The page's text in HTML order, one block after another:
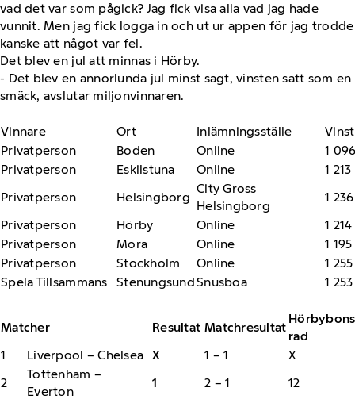
vad det var som pågick? Jag fick visa alla vad jag hade
vunnit. Men jag fick logga in och ut ur appen för jag trodde
kanske att något var fel.
Det blev en jul att minnas i Hörby.
- Det blev en annorlunda jul minst sagt, vinsten satt som en
smäck, avslutar miljonvinnaren.
Vinnare Ort Inlämningsställe
Vinst
Privatperson
Boden Online
1
Privatperson
Eskilstuna Online
1
Privatperson
Helsingborg
City Gross
Helsingborg
1
Privatperson
Hörby Online
1
Privatperson
Mora Online
1
Privatperson
Stockholm Online
1
Spela Tillsammans
StenungsundSnusboa 1
Matcher Resultat Matchresultat
Hörbybons
rad
1
Liverpool – Chelsea X 1 – 1
X
2
Tottenham –
Everton
1 2 – 1
12